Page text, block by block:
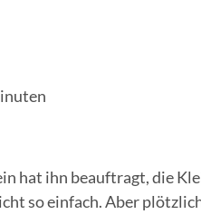
hat ihn beauftragt, die
so einfach. Aber